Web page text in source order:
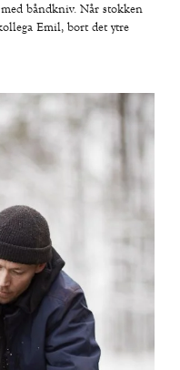
båndkniv. Når stokken
Emil, bort det ytre